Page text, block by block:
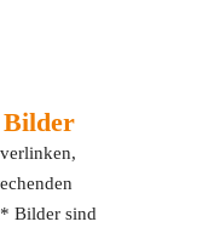
Bilder sind